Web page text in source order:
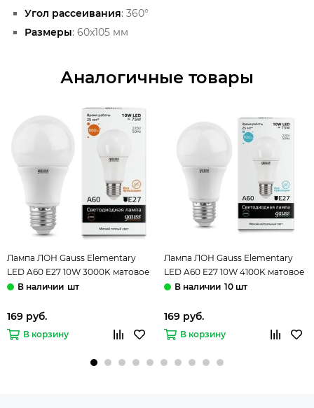
Угол рассеивания: 360°
Размеры: 60x105 мм
Аналогичные товары
Лампа ЛОН Gauss Elementary
LED A60 E27 10W 3000K матовое
стекло 23210 шт
169 руб.
В корзину
Лампа ЛОН Gauss Elementary
LED A60 E27 10W 4100K матовое
стекло 23220 10 шт
169 руб.
В корзину